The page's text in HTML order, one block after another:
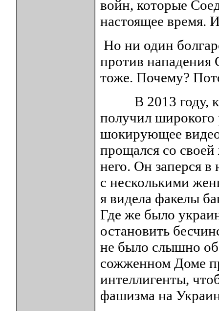
войн, которые
настоящее время.
Но ни один
против
тоже. Почему?
В 2013 году,
получил широкого
шокирующее
прощался со
него. Он заперся
с несколькими
я видела факелы
Где же было
остановить
не было слышно
сожженном Доме
интеллигенты,
фашизма на